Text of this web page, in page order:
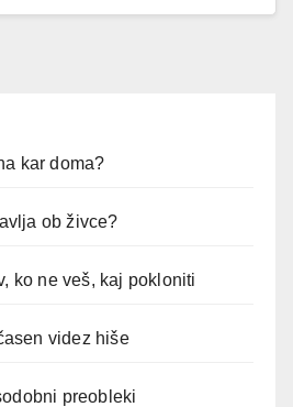
kar doma?
ob živce?
ko ne veš, kaj pokloniti
videz hiše
preobleki